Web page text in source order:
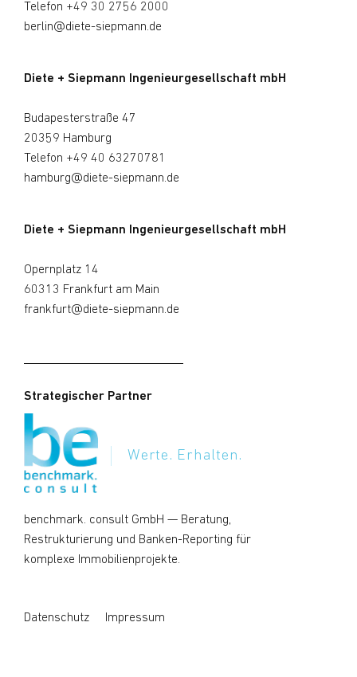
Telefon +49 30 2756 2000
berlin@diete-siepmann.de
Diete + Siepmann Ingenieurgesellschaft mbH
Budapesterstraße 47
20359 Hamburg
Telefon +49 40 63270781
hamburg@diete-siepmann.de
Diete + Siepmann Ingenieurgesellschaft mbH
Opernplatz 14
60313 Frankfurt am Main
frankfurt@diete-siepmann.de
Strategischer Partner
Werte. Erhalten.
benchmark. consult GmbH — Beratung,
Restrukturierung und Banken-Reporting für
komplexe Immobilienprojekte.
Datenschutz Impressum